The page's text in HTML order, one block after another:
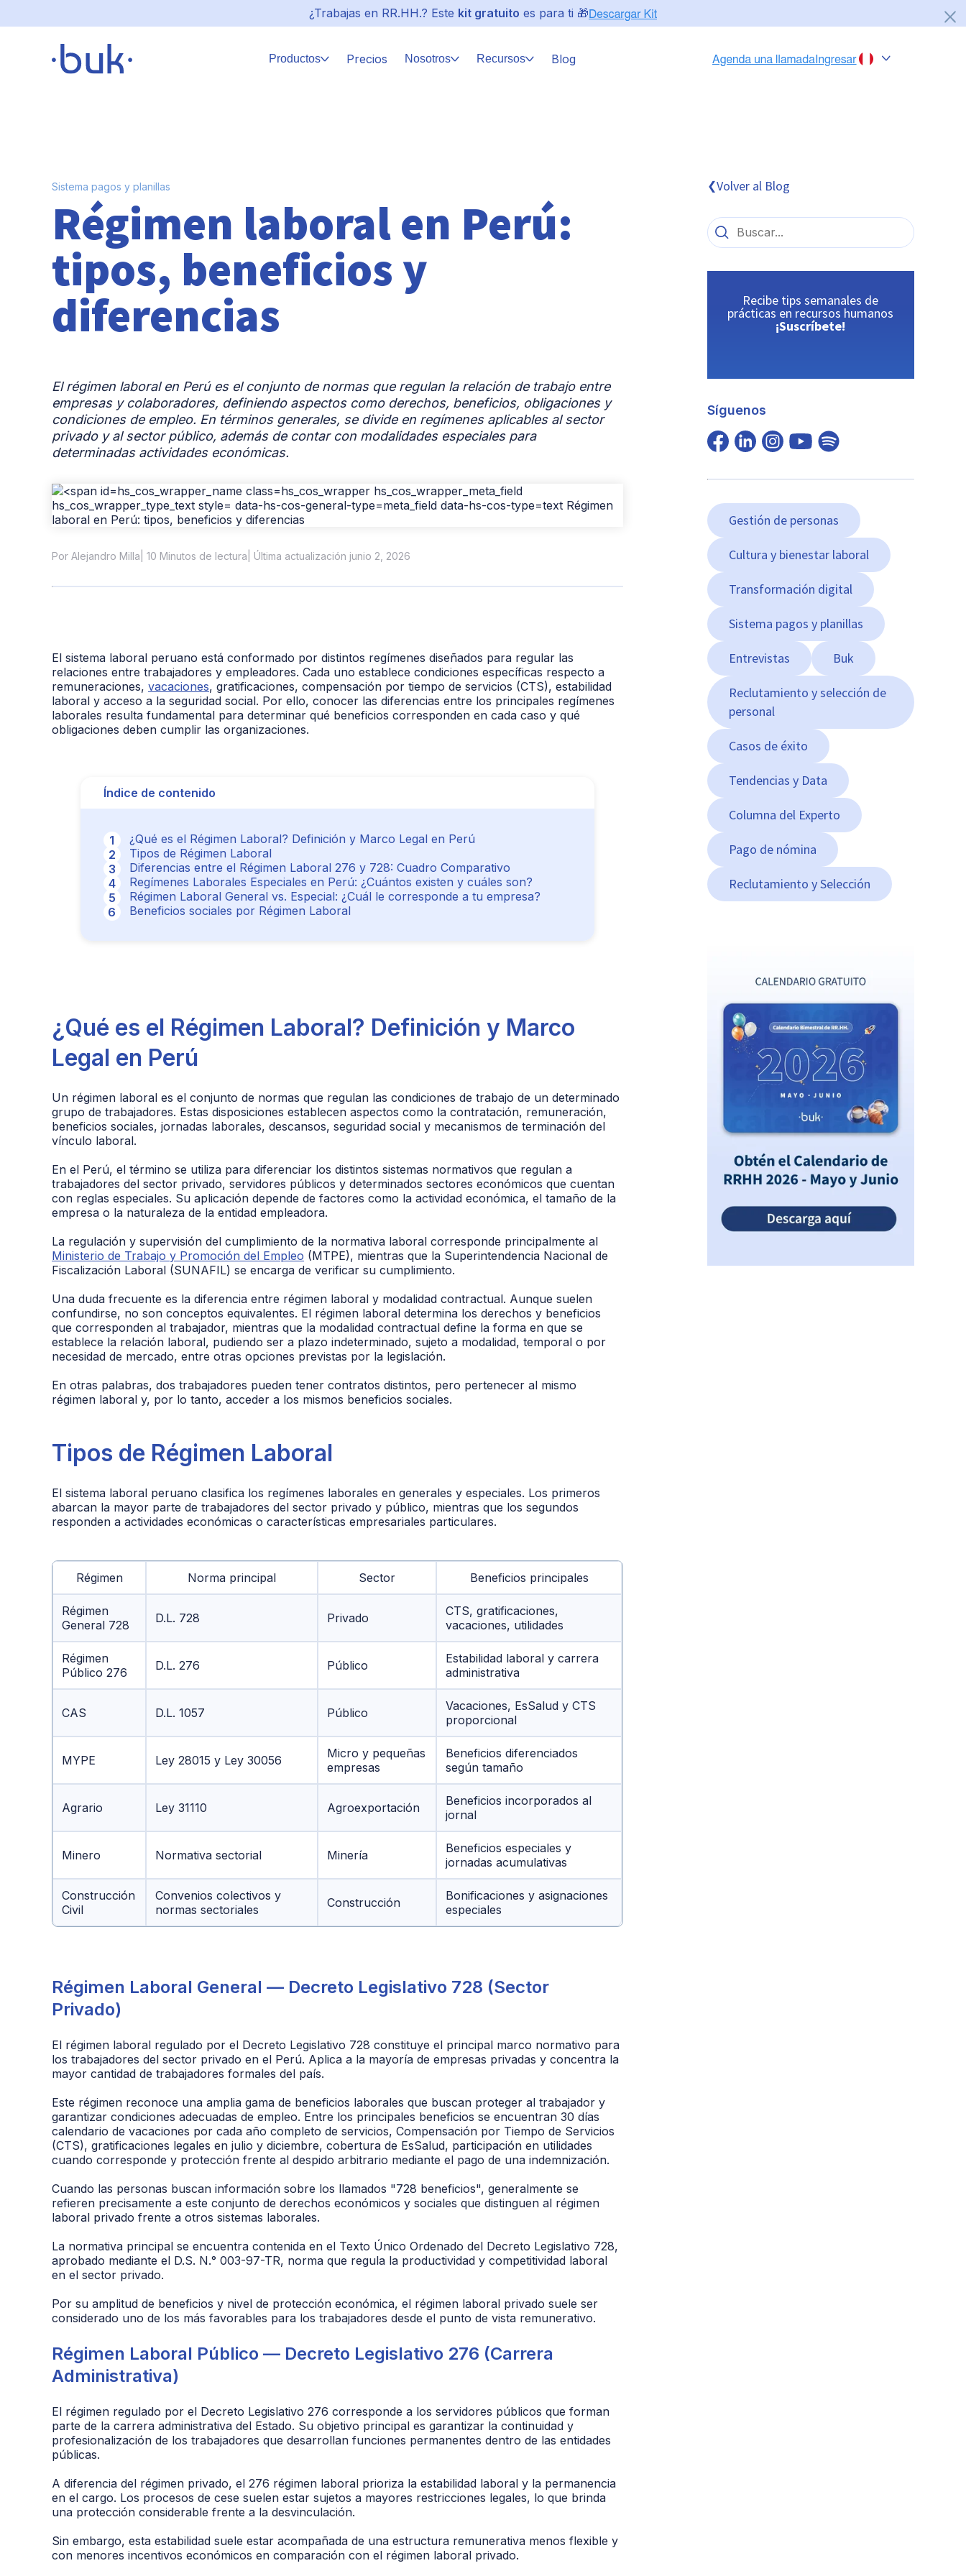
¿Trabajas en RR.HH.? Este kit gratuito es para ti 🎁
Productos Precios Nosotros Recursos Blog
México
Sistema pagos y planillas
Régimen laboral en Perú:
tipos, beneficios y
diferencias
El régimen laboral en Perú es el conjunto de normas que regulan la relación de trabajo entre
empresas y colaboradores, definiendo aspectos como derechos, beneficios, obligaciones y
condiciones de empleo. En términos generales, se divide en regímenes aplicables al sector
privado y al sector público, además de contar con modalidades especiales para
determinadas actividades económicas.
Por Alejandro Milla | 10 Minutos de lectura | Última actualización junio 2, 2026
El sistema laboral peruano está conformado por distintos regímenes diseñados para regular las
relaciones entre trabajadores y empleadores. Cada uno establece condiciones específicas respecto a
remuneraciones, vacaciones, gratificaciones, compensación por tiempo de servicios (CTS), estabilidad
laboral y acceso a la seguridad social. Por ello, conocer las diferencias entre los principales regímenes
laborales resulta fundamental para determinar qué beneficios corresponden en cada caso y qué
obligaciones deben cumplir las organizaciones.
Índice de contenido
¿Qué es el Régimen Laboral? Definición y Marco Legal en Perú
Tipos de Régimen Laboral
Diferencias entre el Régimen Laboral 276 y 728: Cuadro Comparativo
Regímenes Laborales Especiales en Perú: ¿Cuántos existen y cuáles son?
Régimen Laboral General vs. Especial: ¿Cuál le corresponde a tu empresa?
Beneficios sociales por Régimen Laboral
¿Qué es el Régimen Laboral? Definición y Marco
Legal en Perú
Un régimen laboral es el conjunto de normas que regulan las condiciones de trabajo de un determinado
grupo de trabajadores. Estas disposiciones establecen aspectos como la contratación, remuneración,
beneficios sociales, jornadas laborales, descansos, seguridad social y mecanismos de terminación del
vínculo laboral.
En el Perú, el término se utiliza para diferenciar los distintos sistemas normativos que regulan a
trabajadores del sector privado, servidores públicos y determinados sectores económicos que cuentan
con reglas especiales. Su aplicación depende de factores como la actividad económica, el tamaño de la
empresa o la naturaleza de la entidad empleadora.
La regulación y supervisión del cumplimiento de la normativa laboral corresponde principalmente al
Ministerio de Trabajo y Promoción del Empleo (MTPE), mientras que la Superintendencia Nacional de
Fiscalización Laboral (SUNAFIL) se encarga de verificar su cumplimiento.
Una duda frecuente es la diferencia entre régimen laboral y modalidad contractual. Aunque suelen
confundirse, no son conceptos equivalentes. El régimen laboral determina los derechos y beneficios
que corresponden al trabajador, mientras que la modalidad contractual define la forma en que se
establece la relación laboral, pudiendo ser a plazo indeterminado, sujeto a modalidad, temporal o por
necesidad de mercado, entre otras opciones previstas por la legislación.
En otras palabras, dos trabajadores pueden tener contratos distintos, pero pertenecer al mismo
régimen laboral y, por lo tanto, acceder a los mismos beneficios sociales.
Tipos de Régimen Laboral
El sistema laboral peruano clasifica los regímenes laborales en generales y especiales. Los primeros
abarcan la mayor parte de trabajadores del sector privado y público, mientras que los segundos
responden a actividades económicas o características empresariales particulares.
Régimen Norma principal Sector Beneficios principales
Régimen
General 728
D.L. 728 Privado
CTS, gratificaciones,
vacaciones, utilidades
Régimen
Público 276
D.L. 276 Público
Estabilidad laboral y carrera
administrativa
CAS D.L. 1057 Público
Vacaciones, EsSalud y CTS
proporcional
MYPE Ley 28015 y Ley 30056
Micro y pequeñas
empresas
Beneficios diferenciados
según tamaño
Agrario Ley 31110 Agroexportación
Beneficios incorporados al
jornal
Minero Normativa sectorial Minería
Beneficios especiales y
jornadas acumulativas
Construcción
Civil
Convenios colectivos y
normas sectoriales
Construcción
Bonificaciones y asignaciones
especiales
Régimen Laboral General — Decreto Legislativo 728 (Sector
Privado)
El régimen laboral regulado por el Decreto Legislativo 728 constituye el principal marco normativo para
los trabajadores del sector privado en el Perú. Aplica a la mayoría de empresas privadas y concentra la
mayor cantidad de trabajadores formales del país.
Este régimen reconoce una amplia gama de beneficios laborales que buscan proteger al trabajador y
garantizar condiciones adecuadas de empleo. Entre los principales beneficios se encuentran 30 días
calendario de vacaciones por cada año completo de servicios, Compensación por Tiempo de Servicios
(CTS), gratificaciones legales en julio y diciembre, cobertura de EsSalud, participación en utilidades
cuando corresponde y protección frente al despido arbitrario mediante el pago de una indemnización.
Cuando las personas buscan información sobre los llamados "728 beneficios", generalmente se
refieren precisamente a este conjunto de derechos económicos y sociales que distinguen al régimen
laboral privado frente a otros sistemas laborales.
La normativa principal se encuentra contenida en el Texto Único Ordenado del Decreto Legislativo 728,
aprobado mediante el D.S. N.° 003-97-TR, norma que regula la productividad y competitividad laboral
en el sector privado.
Por su amplitud de beneficios y nivel de protección económica, el régimen laboral privado suele ser
considerado uno de los más favorables para los trabajadores desde el punto de vista remunerativo.
Régimen Laboral Público — Decreto Legislativo 276 (Carrera
Administrativa)
El régimen regulado por el Decreto Legislativo 276 corresponde a los servidores públicos que forman
parte de la carrera administrativa del Estado. Su objetivo principal es garantizar la continuidad y
profesionalización de los trabajadores que desarrollan funciones permanentes dentro de las entidades
públicas.
A diferencia del régimen privado, el 276 régimen laboral prioriza la estabilidad laboral y la permanencia
en el cargo. Los procesos de cese suelen estar sujetos a mayores restricciones legales, lo que brinda
una protección considerable frente a la desvinculación.
Sin embargo, esta estabilidad suele estar acompañada de una estructura remunerativa menos flexible y
con menores incentivos económicos en comparación con el régimen laboral privado.
❮Volver al Blog
Recibe tips semanales de
prácticas en recursos humanos
¡Suscríbete!
Síguenos
Gestión de personas
Cultura y bienestar laboral
Transformación digital
Sistema pagos y planillas
Entrevistas Buk
Reclutamiento y selección de
personal
Casos de éxito
Tendencias y Data
Columna del Experto
Pago de nómina
Reclutamiento y Selección